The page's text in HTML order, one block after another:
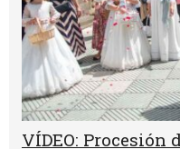
VÍDEO: Procesión